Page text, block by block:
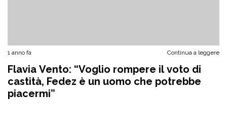
1 anno fa Continua a leggere
Flavia Vento: “Voglio rompere il voto di
castità, Fedez è un uomo che potrebbe
piacermi”